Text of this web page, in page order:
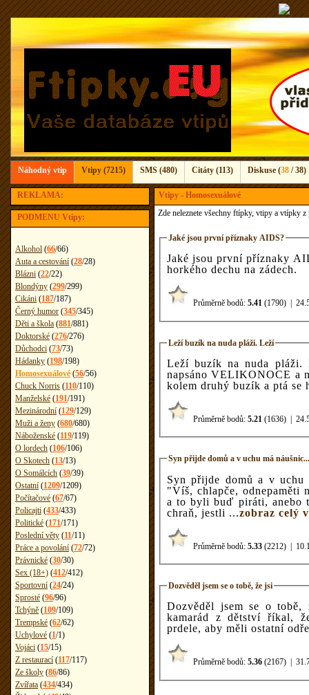
Náhodný vtip Vtipy (7215) SMS (480) Citáty (113) Diskuse (38 / 38)
REKLAMA:
PODMENU Vtipy:
Alkohol (66/66)
Auta a cestování (28/28)
Blázni (22/22)
Blondýny (299/299)
Cikáni (187/187)
Černý humor (345/345)
Děti a škola (881/881)
Doktorské (276/276)
Důchodci (73/73)
Hádanky (198/198)
Homosexuálové (56/56)
Chuck Norris (110/110)
Manželské (191/191)
Mezinárodní (129/129)
Muži a ženy (680/680)
Náboženské (119/119)
O lordech (106/106)
O Skotech (13/13)
O Somálcích (39/39)
Ostatní (1209/1209)
Počítačové (67/67)
Policajti (433/433)
Politické (171/171)
Poslední věty (11/11)
Práce a povolání (72/72)
Právnické (30/30)
Sex (18+) (412/412)
Sportovní (24/24)
Sprosté (96/96)
Tchýně (109/109)
Trempské (62/62)
Uchylové (1/1)
Vojáci (15/15)
Z restaurací (117/117)
Ze školy (86/86)
Zvířata (434/434)
Vtipy - Homosexuálové
Zde neleznete všechny ftípky, vtipy a vtípky
Jaké jsou první příznaky AIDS?
Jaké jsou první příznaky
horkého dechu na zádech.
Průměrně bodů: 5.41 (1790)
Leží buzík na nuda pláži. Leží
Leží buzík na nuda pláži.
napsáno VELIKONOCE a
kolem druhý buzík a ptá se
Průměrně bodů: 5.21 (1636) |
Syn přijde domů a v uchu má náušnic...
Syn přijde domů a v
"Víš, chlapče, odnepaměti
a to byli buď piráti, anebo
chraň, jestli ...zobraz celý
Průměrně bodů: 5.33 (2212) |
Dozvěděl jsem se o tobě, že jsi
Dozvěděl jsem se o
kamarád z dětství říkal,
prdele, aby měli ostatní
Průměrně bodů: 5.36 (2167)